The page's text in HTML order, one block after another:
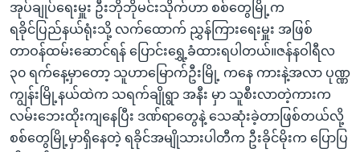
အုပ်ချုပ်ရေးမှူး ဦးဘိုဘိုမင်းသိုက်ဟာ စစ်တွေမြို့က
ရခိုင်ပြည်နယ်ရုံးသို့ လက်ထောက် ညွှန်ကြားရေးမှူး အဖြစ်
တာဝန်ထမ်းဆောင်ရန် ပြောင်းရွှေ့ခံထားရပါတယ်။ဇန်နဝါရီလ
၃၀ ရက်နေ့မှာတော့ သူဟာမြောက်ဦးမြို့ ကနေ ကားနဲ့အလာ ပုဏ္ဏ
ကျွန်းမြို့နယ်ထဲက သရက်ချိုရွာ အနီး မှာ သူစီးလာတဲ့ကားက
လမ်းဘေးထိုးကျနေပြီး ဒဏ်ရာတွေနဲ့ သေဆုံးခဲ့တာဖြစ်တယ်လို့
စစ်တွေမြို့မှာရှိနေတဲ့ ရခိုင်အမျိုသားပါတီက ဦးခိုင်မိုးက ပြောပြ